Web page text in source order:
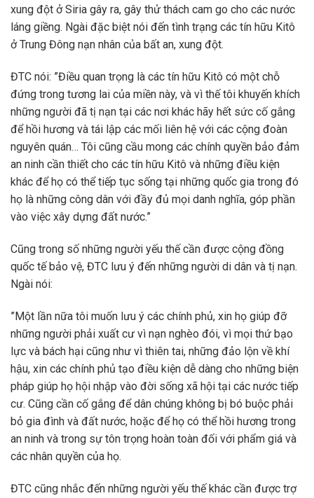
xung đột ở Siria gây ra, gây thử thách cam go cho các nước
láng giềng. Ngài đặc biệt nói đến tình trạng các tín hữu Kitô
ở Trung Đông nạn nhân của bất an, xung đột.
ĐTC nói: ”Điều quan trọng là các tín hữu Kitô có một chỗ
đứng trong tương lai của miền này, và vì thế tôi khuyến khích
những người đã tị nạn tại các nơi khác hãy hết sức cố gắng
để hồi hương và tái lập các mối liên hệ với các cộng đoàn
nguyên quán… Tôi cũng cầu mong các chính quyền bảo đảm
an ninh cần thiết cho các tín hữu Kitô và những điều kiện
khác để họ có thể tiếp tục sống tại những quốc gia trong đó
họ là những công dân với đầy đủ mọi danh nghĩa, góp phần
vào việc xây dựng đất nước.”
Cũng trong số những người yếu thế cần được cộng đồng
quốc tế bảo vệ, ĐTC lưu ý đến những người di dân và tị nạn.
Ngài nói:
”Một lần nữa tôi muốn lưu ý các chính phủ, xin họ giúp đỡ
những người phải xuất cư vì nạn nghèo đói, vì mọi thứ bạo
lực và bách hại cũng như vì thiên tai, những đảo lộn về khí
hậu, xin các chính phủ tạo điều kiện dễ dàng cho những biện
pháp giúp họ hội nhập vào đời sống xã hội tại các nước tiếp
cư. Cũng cần cố gắng để dân chúng không bị bó buộc phải
bỏ gia đình và đất nước, hoặc để họ có thể hồi hương trong
an ninh và trong sự tôn trọng hoàn toàn đối với phẩm giá và
các nhân quyền của họ.
ĐTC cũng nhắc đến những người yếu thế khác cần được trợ